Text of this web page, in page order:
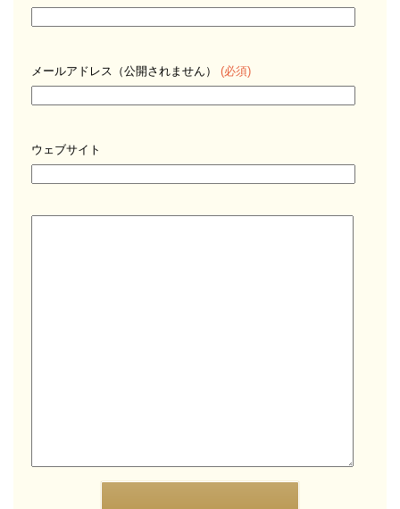
メールアドレス（公開されません） (必須)
ウェブサイト